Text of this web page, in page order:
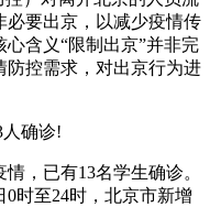
必要出京，以减少疫情传
含义“限制出京”并非完
防控需求，对出京行为进
确诊!
，已有13名学生确诊。
0时至24时，北京市新增